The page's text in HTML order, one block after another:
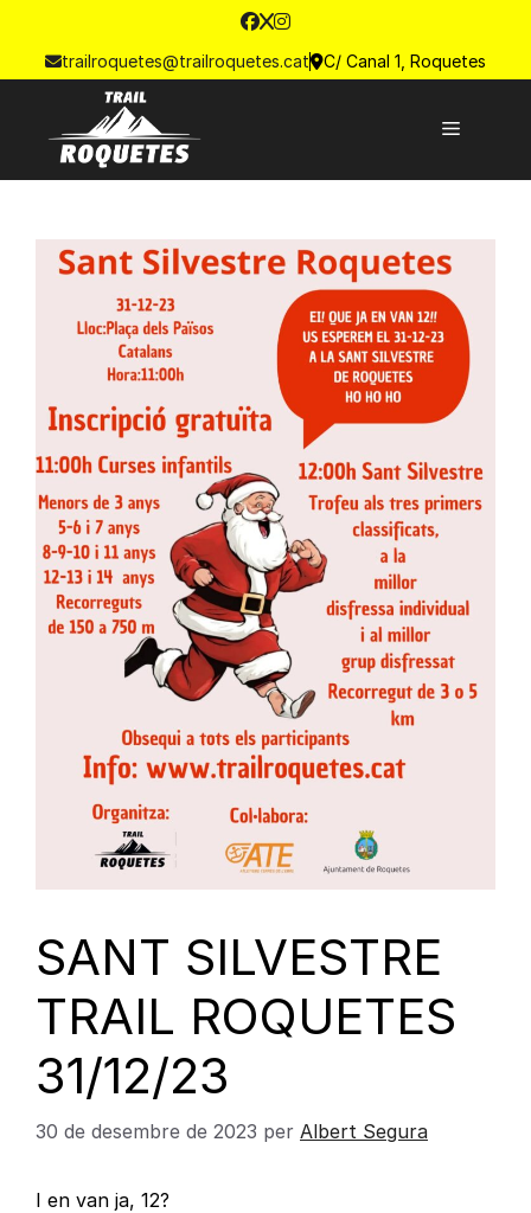
trailroquetes@trailroquetes.cat C/ Canal 1, Roquetes
SANT SILVESTRE
TRAIL ROQUETES
31/12/23
30 de desembre de 2023 per Albert Segura
I en van ja, 12?